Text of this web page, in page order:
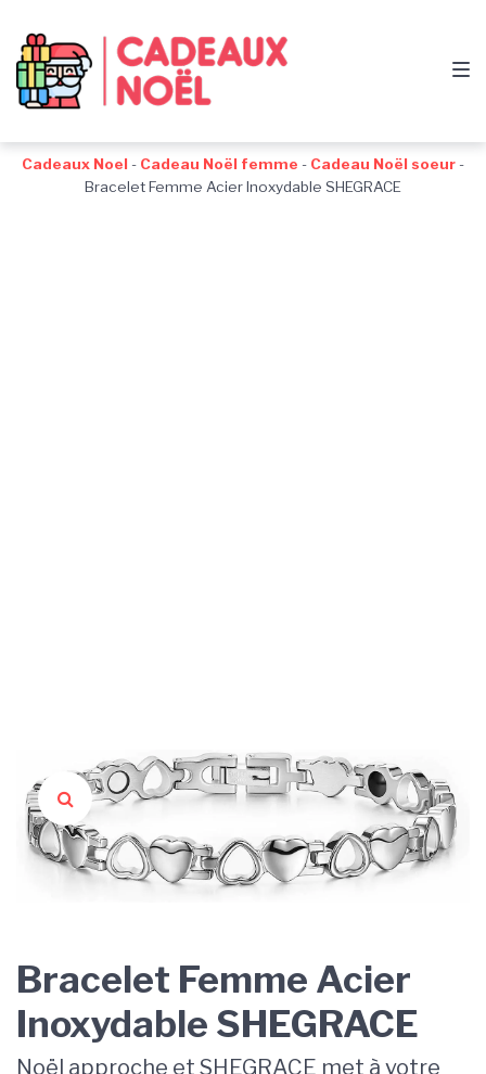
navigation
au
contenu
au
pied
de
Cadeaux Noel - Cadeau Noël femme - Cadeau Noël soeur -
Bracelet Femme Acier Inoxydable SHEGRACE
Bracelet Femme Acier
Inoxydable SHEGRACE
Noël approche et SHEGRACE met à votre